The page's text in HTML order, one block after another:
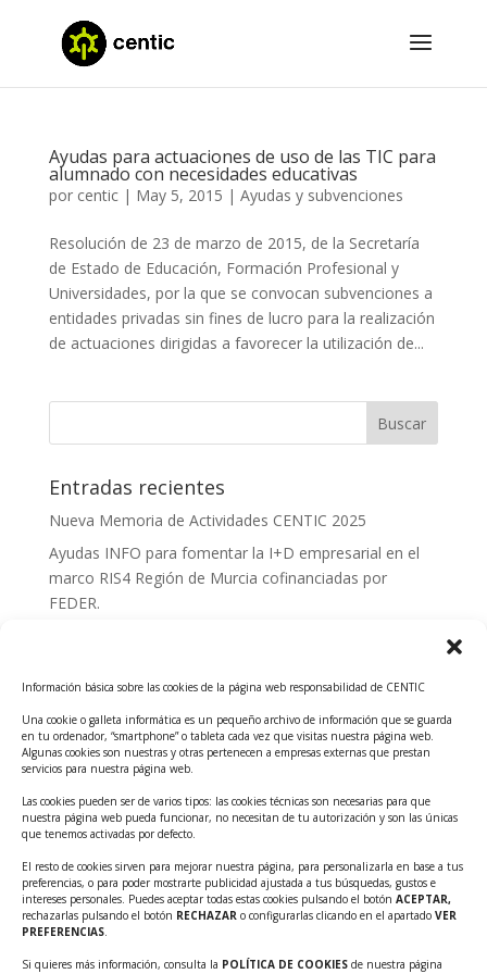
Información básica sobre las cookies de la página web responsabilidad de CENTIC
Una cookie o galleta informática es un pequeño archivo de información que se guarda
en tu ordenador, “smartphone” o tableta cada vez que visitas nuestra página web.
Algunas cookies son nuestras y otras pertenecen a empresas externas que prestan
servicios para nuestra página web.
Las cookies pueden ser de varios tipos: las cookies técnicas son necesarias para que
nuestra página web pueda funcionar, no necesitan de tu autorización y son las únicas
que tenemos activadas por defecto.
El resto de cookies sirven para mejorar nuestra página, para personalizarla en base a tus
preferencias, o para poder mostrarte publicidad ajustada a tus búsquedas, gustos e
intereses personales. Puedes aceptar todas estas cookies pulsando el botón ACEPTAR,
rechazarlas pulsando el botón RECHAZAR o configurarlas clicando en el apartado VER
PREFERENCIAS.
Si quieres más información, consulta la POLÍTICA DE COOKIES de nuestra página
Ayudas para actuaciones de uso de las TIC para
alumnado con necesidades educativas
por centic| May 5, 2015 | Ayudas y subvenciones
Resolución de 23 de marzo de 2015, de la Secretaría
de Estado de Educación, Formación Profesional y
Universidades, por la que se convocan subvenciones a
entidades privadas sin fines de lucro para la realización
de actuaciones dirigidas a favorecer la utilización de...
Entradas recientes
Nueva Memoria de Actividades CENTIC 2025
Ayudas INFO para fomentar la I+D empresarial en el
marco RIS4 Región de Murcia cofinanciadas por
FEDER.
Tecnológicos 2ª ed.
Ayudas INFO para el apoyo a las empresas
innovadoras con potencial tecnológico y escalables
Convocatoria Cheque de Innovación. Ayudas INFO
para la contratación de servicios de Innovación y
Competitividad
Cheque Inversión del INFO. Ayudas para la
contratación de servicios de Innovación y
Competitividad para apoyar rondas de financiación.